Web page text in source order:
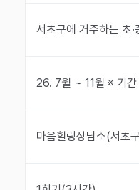
서초구에 거주하는 초
26. 7월 ~ 11월 ※ 기간
마음힐링상담소(서초